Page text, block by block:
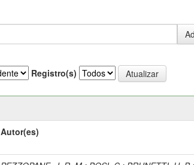
Registro(s)
Autor(es)